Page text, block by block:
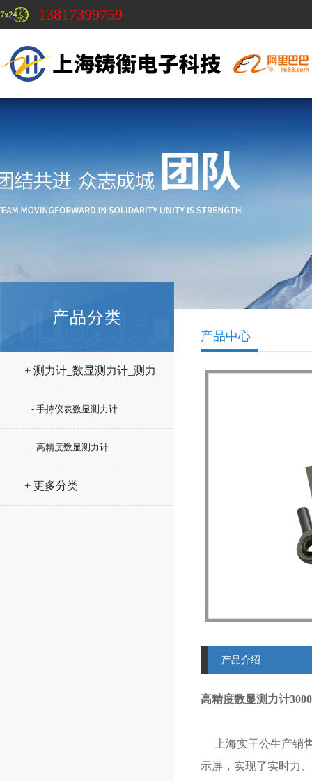
13817399759
产品分类
+ 测力计_数显测力计_测力
- 手持仪表数显测力计
- 高精度数显测力计
+ 更多分类
产品中心
产品介绍
高精度数显测力计
上海实干公生产销
示屏，实现了实时力